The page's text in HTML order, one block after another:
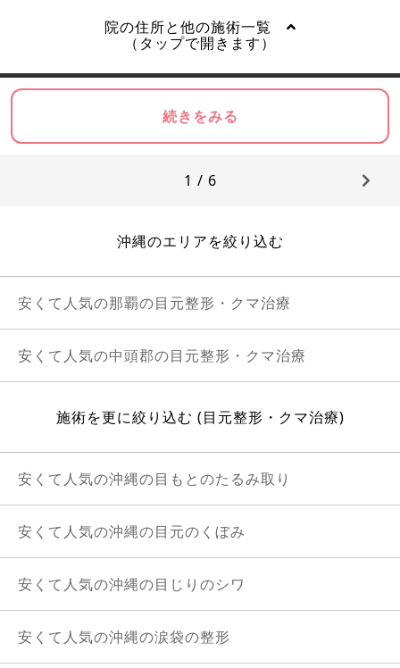
院の住所と他の施術一覧
（タップで開きます）
続きをみる
1 / 6
沖縄のエリアを絞り込む
安くて人気の那覇の目元整形・クマ治療
安くて人気の中頭郡の目元整形・クマ治療
施術を更に絞り込む (目元整形・クマ治療)
安くて人気の沖縄の目もとのたるみ取り
安くて人気の沖縄の目元のくぼみ
安くて人気の沖縄の目じりのシワ
安くて人気の沖縄の涙袋の整形